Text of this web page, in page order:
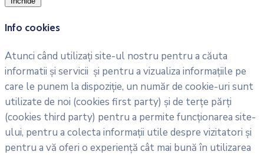
Info cookies
Atunci când utilizați site-ul nostru pentru a căuta
informatii și servicii și pentru a vizualiza informațiile pe
care le punem la dispoziție, un număr de cookie-uri sunt
utilizate de noi (cookies first party) și de terțe părți
(cookies third party) pentru a permite funcționarea site-
ului, pentru a colecta informații utile despre vizitatori și
pentru a vă oferi o experiență cât mai bună în utilizarea